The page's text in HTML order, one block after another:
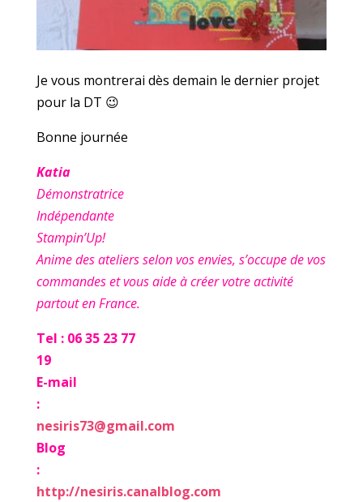
Je vous montrerai dès demain le dernier projet
pour la DT 😉
Bonne journée
Katia
Démonstratrice
Indépendante
Stampin’Up!
Anime des ateliers selon vos envies, s’occupe de vos
commandes et vous aide à créer votre activité
partout en France.
Tel : 06 35 23 77
19
E-mail
:
nesiris73@gmail.com
Blog
:
http://nesiris.canalblog.com